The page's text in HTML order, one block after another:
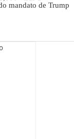
mandato de Trump